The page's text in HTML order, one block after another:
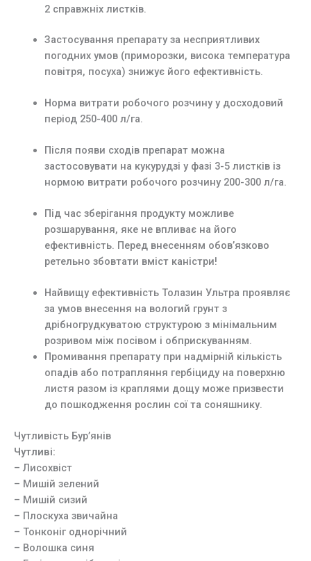
2 справжніх листків.
Застосування препарату за несприятливих
погодних умов (приморозки, висока температура
повітря, посуха) знижує його ефективність.
Норма витрати робочого розчину у досходовий
період 250-400 л/га.
Після появи сходів препарат можна
застосовувати на кукурудзі у фазі 3-5 листків із
нормою витрати робочого розчину 200-300 л/га.
Під час зберігання продукту можливе
розшарування, яке не впливає на його
ефективність. Перед внесенням обов’язково
ретельно збовтати вміст каністри!
Найвищу ефективність Толазин Ультра проявляє
за умов внесення на вологий грунт з
дрібногрудкуватою структурою з мінімальним
розривом між посівом і обприскуванням.
Промивання препарату при надмірній кількість
опадів або потрапляння гербіциду на поверхню
листя разом із краплями дощу може призвести
до пошкодження рослин сої та соняшнику.
Чутливість Бур’янів
Чутливі:
– Лисохвіст
– Мишій зелений
– Мишій сизий
– Плоскуха звичайна
– Тонконіг однорічний
– Волошка синя